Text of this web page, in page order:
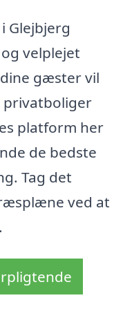
Glejbjerg
velplejet
gæster vil
privatboliger
platform her
de bedste
Tag det
ved at